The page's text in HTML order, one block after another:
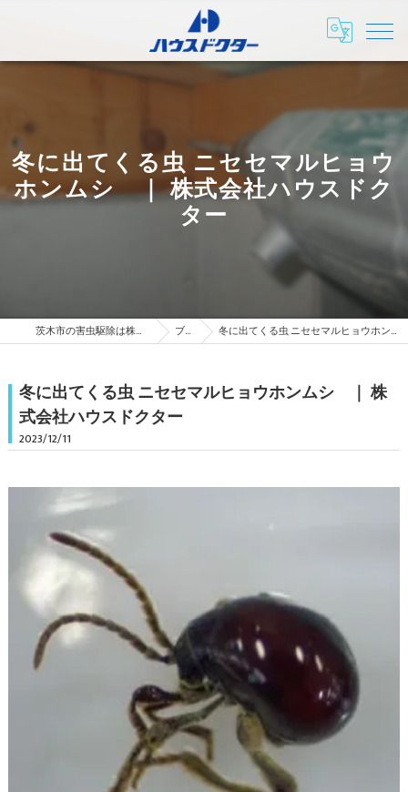
冬に出てくる虫 ニセセマルヒョウ
ホンムシ ｜ 株式会社ハウスドク
ター
茨木市の害虫駆除は株式会社ハウスドクター ブログ 冬に出てくる虫 ニセセマルヒョウホンムシ ｜ 株式会社ハウスドクター
冬に出てくる虫 ニセセマルヒョウホンムシ ｜ 株
式会社ハウスドクター
2023/12/11